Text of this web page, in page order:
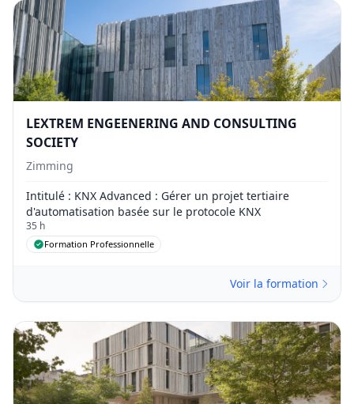
LEXTREM ENGEENERING AND CONSULTING
SOCIETY
Zimming
Intitulé : KNX Advanced : Gérer un projet tertiaire
d'automatisation basée sur le protocole KNX
35 h
Formation Professionnelle
Voir la formation